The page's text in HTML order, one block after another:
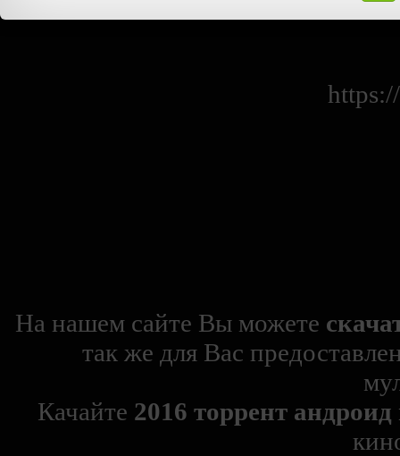
На нашем сайте Вы можете
так же для Вас
Качайте 2016 торрент